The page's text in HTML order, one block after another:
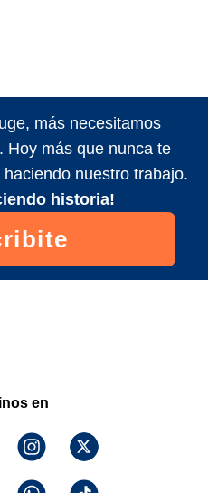
más necesitamos
Hoy más que nunca te
nuestro trabajo.
historia!
en